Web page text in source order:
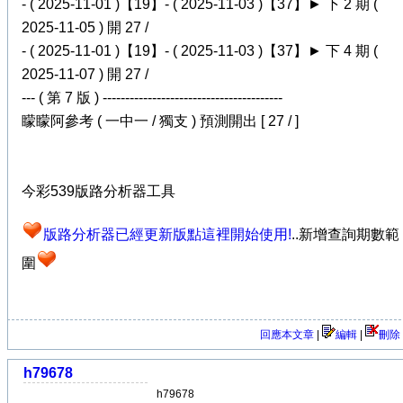
- ( 2025-11-01 )【19】- ( 2025-11-03 )【37】► 下 2 期 (
2025-11-05 ) 開 27 /
- ( 2025-11-01 )【19】- ( 2025-11-03 )【37】► 下 4 期 (
2025-11-07 ) 開 27 /
--- ( 第 7 版 ) ----------------------------------------
矇矇阿參考 ( 一中一 / 獨支 ) 預測開出 [ 27 / ]
今彩539版路分析器工具
版路分析器已經更新版點這裡開始使用!..新增查詢期數範
圍
回應本文章 編輯 刪除
h79678
h79678